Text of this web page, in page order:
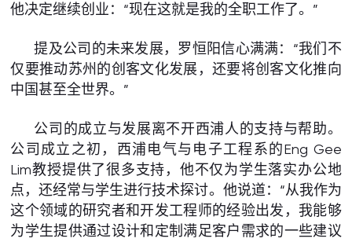
他决定继续创业：“现在这就是我的全职工作了。”
提及公司的未来发展，罗恒阳信心满满：“我们不
仅要推动苏州的创客文化发展，还要将创客文化推向
中国甚至全世界。”
公司的成立与发展离不开西浦人的支持与帮助。
公司成立之初，西浦电气与电子工程系的Eng Gee
Lim教授提供了很多支持，他不仅为学生落实办公地
点，还经常与学生进行技术探讨。他说道：“从我作为
这个领域的研究者和开发工程师的经验出发，我能够
为学生提供通过设计和定制满足客户需求的一些建议